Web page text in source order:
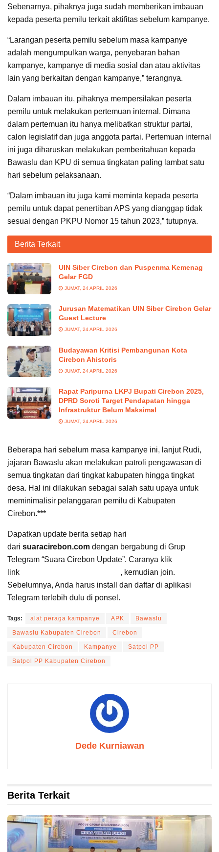
Sebenarnya, pihaknya juga sudah memberikan imbauan
kepada peserta pemilu terkait aktifitas sebelum kampanye.
“Larangan peserta pemilu sebelum masa kampanye
adalah mengumpulkan warga, penyebaran bahan
kampanye, kampanye di media sosial dan atau aktivitas
lain yang berkaitan dengan kampanye,” terangnya.
Dalam imbauan itu, pihaknya mempersilakan peserta
pemilu untuk melakukan pertemuan internal. Dimana
dalam pertemuan itu hanya melibatkan struktur partai,
calon legislatif dan juga anggota partai. Pertemuan internal
ini juga diharuskan melakukan pemberitahuan kepada
Bawaslu dan KPU di semua tingkatan paling lambat satu
hari sebelum pelaksanaan.
“Dalam imbauan itu juga kami meminta kepada peserta
pemilu untuk dapat penertiban APS yang dianggap tidak
sesuai dengan PKPU Nomor 15 tahun 2023,” tutupnya.
Berita Terkait
UIN Siber Cirebon dan Puspenma Kemenag
Gelar FGD
JUMAT, 24 APRIL 2026
Jurusan Matematikan UIN Siber Cirebon Gelar
Guest Lecture
JUMAT, 24 APRIL 2026
Budayawan Kritisi Pembangunan Kota
Cirebon Ahistoris
JUMAT, 24 APRIL 2026
Rapat Paripurna LKPJ Bupati Cirebon 2025,
DPRD Soroti Target Pendapatan hingga
Infrastruktur Belum Maksimal
JUMAT, 24 APRIL 2026
Beberapa hari sebelum masa kampanye ini, lanjut Rudi,
jajaran Bawaslu akan melakukan patroli pengawasan di
semua tingkatan dari tingkat kabupaten hingga tingkat
desa. Hal ini dilakukan sebagai salah satu upaya untuk
meminimalisir pelanggaran pemilu di Kabupaten
Cirebon.***
Dapatkan update berita setiap hari
dari suaracirebon.com dengan bergabung di Grup
Telegram “Suara Cirebon Update”. Caranya klik
link
, kemudian join.
Sebelumnya, Anda harus install dan daftar di aplikasi
Telegram terlebih dulu di ponsel.
Tags: alat peraga kampanye APK Bawaslu
Bawaslu Kabupaten Cirebon Cirebon
Kabupaten Cirebon Kampanye Satpol PP
Satpol PP Kabupaten Cirebon
Dede Kurniawan
Berita Terkait